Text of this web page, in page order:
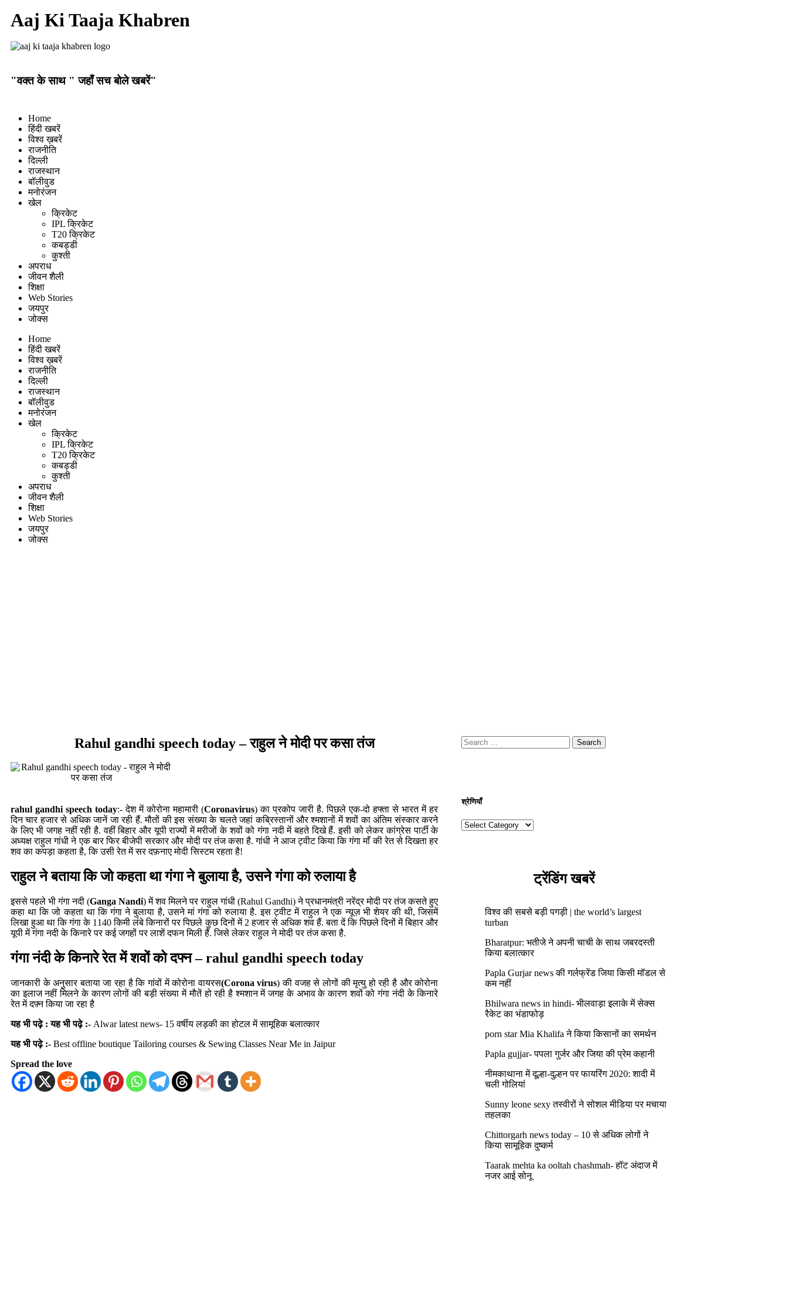
Aaj Ki Taaja Khabren
"वक्त के साथ " जहाँ सच बोले खबरें"
Home
हिंदी खबरें
विश्व ख़बरें
राजनीति
दिल्ली
राजस्थान
बॉलीवुड
मनोरंजन
खेल
क्रिकेट
IPL क्रिकेट
T20 क्रिकेट
कबड्डी
कुश्ती
अपराध
जीवन शैली
शिक्षा
Web Stories
जयपुर
जोक्स
Home
हिंदी खबरें
विश्व ख़बरें
राजनीति
दिल्ली
राजस्थान
बॉलीवुड
मनोरंजन
खेल
क्रिकेट
IPL क्रिकेट
T20 क्रिकेट
कबड्डी
कुश्ती
अपराध
जीवन शैली
शिक्षा
Web Stories
जयपुर
जोक्स
Rahul gandhi speech today – राहुल ने मोदी पर कसा तंज
rahul gandhi speech today:- देश में कोरोना महामारी (Coronavirus) का प्रकोप जारी है. पिछले एक-दो हफ्ता से भारत में हर
दिन चार हजार से अधिक जानें जा रही हैं. मौतों की इस संख्या के चलते जहां कब्रिस्तानों और श्मशानों में शवों का अंतिम संस्कार करने
के लिए भी जगह नहीं रही है. वहीं बिहार और यूपी राज्यों में मरीजों के शवों को गंगा नदी में बहते दिखे हैं. इसी को लेकर कांग्रेस पार्टी के
अध्यक्ष राहुल गांधी ने एक बार फिर बीजेपी सरकार और मोदी पर तंज कसा है. गांधी ने आज ट्वीट किया कि गंगा माँ की रेत से दिखता हर
शव का कपड़ा कहता है, कि उसी रेत में सर दफ़नाए मोदी सिस्टम रहता है!
राहुल ने बताया कि जो कहता था गंगा ने बुलाया है, उसने गंगा को रुलाया है
इससे पहले भी गंगा नदी (Ganga Nandi) में शव मिलने पर राहुल गांधी (Rahul Gandhi) ने प्रधानमंत्री नरेंद्र मोदी पर तंज कसते हुए
कहा था कि जो कहता था कि गंगा ने बुलाया है, उसने मां गंगा को रुलाया है. इस ट्वीट में राहुल ने एक न्यूज़ भी शेयर की थी, जिसमें
लिखा हुआ था कि गंगा के 1140 किमी लंबे किनारों पर पिछले कुछ दिनों में 2 हजार से अधिक शव हैं. बता दें कि पिछले दिनों में बिहार और
यूपी में गंगा नदी के किनारे पर कई जगहों पर लाशें दफन मिली हैं. जिसे लेकर राहुल ने मोदी पर तंज कसा है.
गंगा नंदी के किनारे रेत में शवों को दफ्न – rahul gandhi speech today
जानकारी के अनुसार बताया जा रहा है कि गांवों में कोरोना वायरस(Corona virus) की वजह से लोगों की मृत्यु हो रही है और कोरोना
का इलाज नहीं मिलने के कारण लोगों की बड़ी संख्या में मौतें हो रही है श्मशान में जगह के अभाव के कारण शवों को गंगा नंदी के किनारे
रेत में दफ़्न किया जा रहा है
यह भी पढ़े : यह भी पढ़े :- Alwar latest news- 15 वर्षीय लड़की का होटल में सामूहिक बलात्कार
यह भी पढ़े :- Best offline boutique Tailoring courses & Sewing Classes Near Me in Jaipur
Spread the love
श्रेणियाँ​​
ट्रेंडिंग खबरें
विश्व की सबसे बड़ी पगड़ी | the world’s largest
turban
Bharatpur: भतीजे ने अपनी चाची के साथ जबरदस्ती
किया बलात्कार
Papla Gurjar news की गर्लफ्रेंड जिया किसी मॉडल से
कम नहीं
Bhilwara news in hindi- भीलवाड़ा इलाके में सेक्स
रैकेट का भंडाफोड़
porn star Mia Khalifa ने किया किसानों का समर्थन
Papla gujjar- पपला गुर्जर और जिया की प्रेम कहानी
नीमकाथाना में दूल्हा-दुल्हन पर फायरिंग 2020: शादी में
चली गोलियां
Sunny leone sexy तस्वीरों ने सोशल मीडिया पर मचाया
तहलका
Chittorgarh news today – 10 से अधिक लोगों ने
किया सामूहिक दुष्कर्म
Taarak mehta ka ooltah chashmah- हॉट अंदाज में
नजर आई सोनू